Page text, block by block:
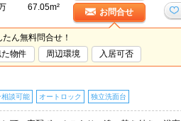
67.05m²
お問合せ
ん無料問合せ！
た物件 周辺環境 入居可否
相談可能 オートロック 独立洗面台